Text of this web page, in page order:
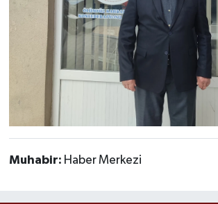
Muhabir: Haber Merkezi